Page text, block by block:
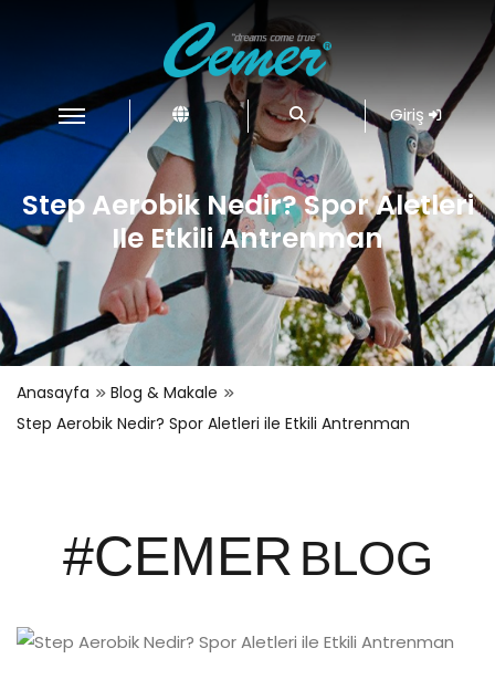
Giriş
Step Aerobik Nedir? Spor Aletleri
Ile Etkili Antrenman
Anasayfa
Blog & Makale
Step Aerobik Nedir? Spor Aletleri ile Etkili Antrenman
#CEMERBLOG